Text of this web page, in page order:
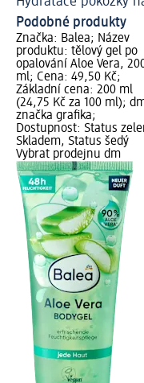
Podobné produkty
Značka: Balea; Název
produktu: tělový gel po
opalování Aloe Vera,
ml; Cena: 49,50 Kč;
Základní cena: 200 ml
(24,75 Kč za 100 ml);
značka grafika;
Dostupnost: Status
Skladem, Status šedý
Vybrat prodejnu dm